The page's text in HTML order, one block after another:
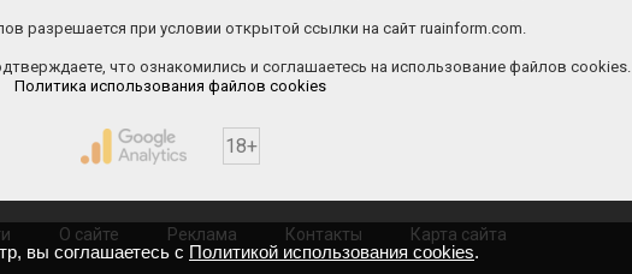
разрешается при условии открытой ссылки на сайт ruainform.com.
что ознакомились и соглашаетесь на использование файлов cookies.
Политика использования файлов cookies
18+
О сайте Реклама Контакты Карта сайта
вы соглашаетесь с Политикой использования cookies.